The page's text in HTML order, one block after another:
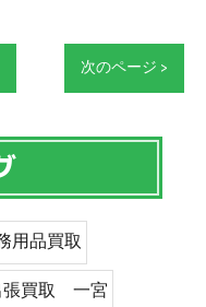
次のページ >
用品買取
買取 一宮